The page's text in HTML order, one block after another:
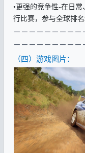
•更强的竞争性-在日
行比赛，参与全球排名
－ －－－－－－－－
－－－－－ －－－－
（四）游戏图片：